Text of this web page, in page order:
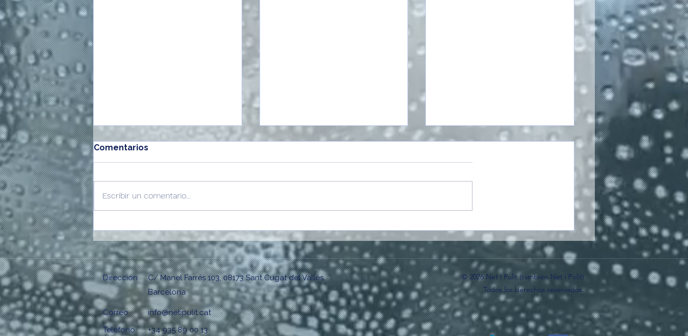
contrato de limpieza de tu
comunidad (y qué revisar
antes de firmar)
una fuente de salud o un
nido de bacterias? La guía
de limpieza definitiva
la lavadora y acabar con
el olor a humedad para
siempre
Comentarios
Escribir un comentario...
Dirección
Correo
Teléfono
C/ Manel Farrés 103, 08173 Sant Cugat del Vallés,
Barcelona
info@netipulit.cat
+34 935 89 00 13
© 2026 Net i Pulit (también Net i Polit)
Todos los derechos reservados.